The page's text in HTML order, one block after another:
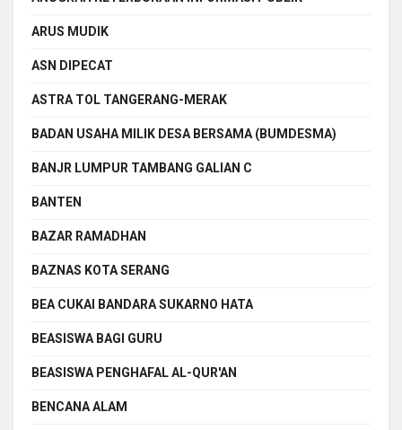
ARUS MUDIK
ASN DIPECAT
ASTRA TOL TANGERANG-MERAK
BADAN USAHA MILIK DESA BERSAMA (BUMDESMA)
BANJR LUMPUR TAMBANG GALIAN C
BANTEN
BAZAR RAMADHAN
BAZNAS KOTA SERANG
BEA CUKAI BANDARA SUKARNO HATA
BEASISWA BAGI GURU
BEASISWA PENGHAFAL AL-QUR'AN
BENCANA ALAM